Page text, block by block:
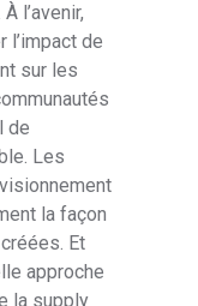
l’avenir,
l’impact de
sur les
de
Les
la façon
Et
approche
la supply